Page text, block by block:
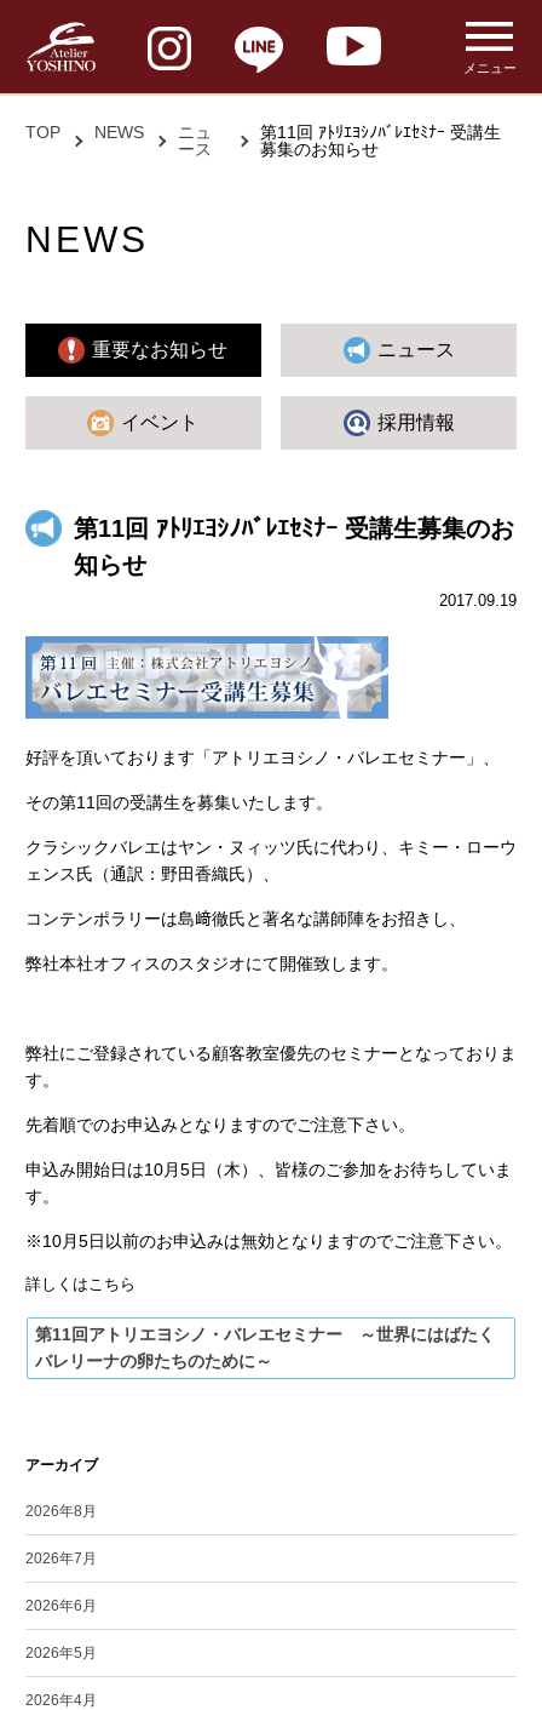
メニュー
TOP NEWS
ニュ
ース
第11回 ｱﾄﾘｴﾖｼﾉﾊﾞﾚｴｾﾐﾅｰ 受講生
募集のお知らせ
NEWS
重要なお知らせ ニュース
イベント 採用情報
第11回 ｱﾄﾘｴﾖｼﾉﾊﾞﾚｴｾﾐﾅｰ 受講生募集のお
知らせ
2017.09.19
好評を頂いております「アトリエヨシノ・バレエセミナー」、
その第11回の受講生を募集いたします。
クラシックバレエはヤン・ヌィッツ氏に代わり、キミー・ローウ
ェンス氏（通訳：野田香織氏）、
コンテンポラリーは島﨑徹氏と著名な講師陣をお招きし、
弊社本社オフィスのスタジオにて開催致します。
弊社にご登録されている顧客教室優先のセミナーとなっておりま
す。
先着順でのお申込みとなりますのでご注意下さい。
申込み開始日は10月5日（木）、皆様のご参加をお待ちしていま
す。
※10月5日以前のお申込みは無効となりますのでご注意下さい。
詳しくはこちら
第11回アトリエヨシノ・バレエセミナー ～世界にはばたく
バレリーナの卵たちのために～
アーカイブ
2026年8月
2026年7月
2026年6月
2026年5月
2026年4月